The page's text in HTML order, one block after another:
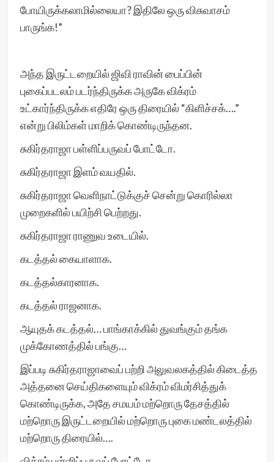
போயிருக்கலாமில்லையா? இதிலே ஒரு விசுவாசம்
பாருங்க!”
அந்த இருட்டறையில் ஜிவி ராவின் பைப்பின்
புகைப்படலம் படர்ந்திருக்க அருகே விக்ரம்
உட்கார்ந்திருக்க எதிரே ஒரு திரையில் “கிளிச்சக்….”
என்று பிலிம்கள் மாறிக் கொண்டிருந்தன.
சுகிர்தராஜா பள்ளிப்பருவப் போட்டோ.
சுகிர்தராஜா இளம் வயதில்.
சுகிர்தராஜா வெளிநாட்டுக்குச் சென்று கொரில்லா
முறைகளில் பயிற்சி பெற்றது.
சுகிர்தராஜா ராணுவ உடையில்.
கடத்தல் கையாளாக.
கடத்தல்காரனாக.
கடத்தல் ராஜனாக.
ஆயுதக் கடத்தல்… பாங்காக்கில் துவங்கும் தங்க
முக்கோணத்தில் பங்கு…
இப்படி சுகிர்தராஜாவைப் பற்றி அலுவலகத்தில் கிடைத்த
அத்தனை செய்திகளையும் விக்ரம் விமர்சித்துக்
கொண்டிருக்க, அதே சமயம் மற்றொரு தேசத்தில்
மற்றொரு இருட்டறையில் மற்றொரு புகை மண்டலத்தில்
மற்றொரு திரையில்….